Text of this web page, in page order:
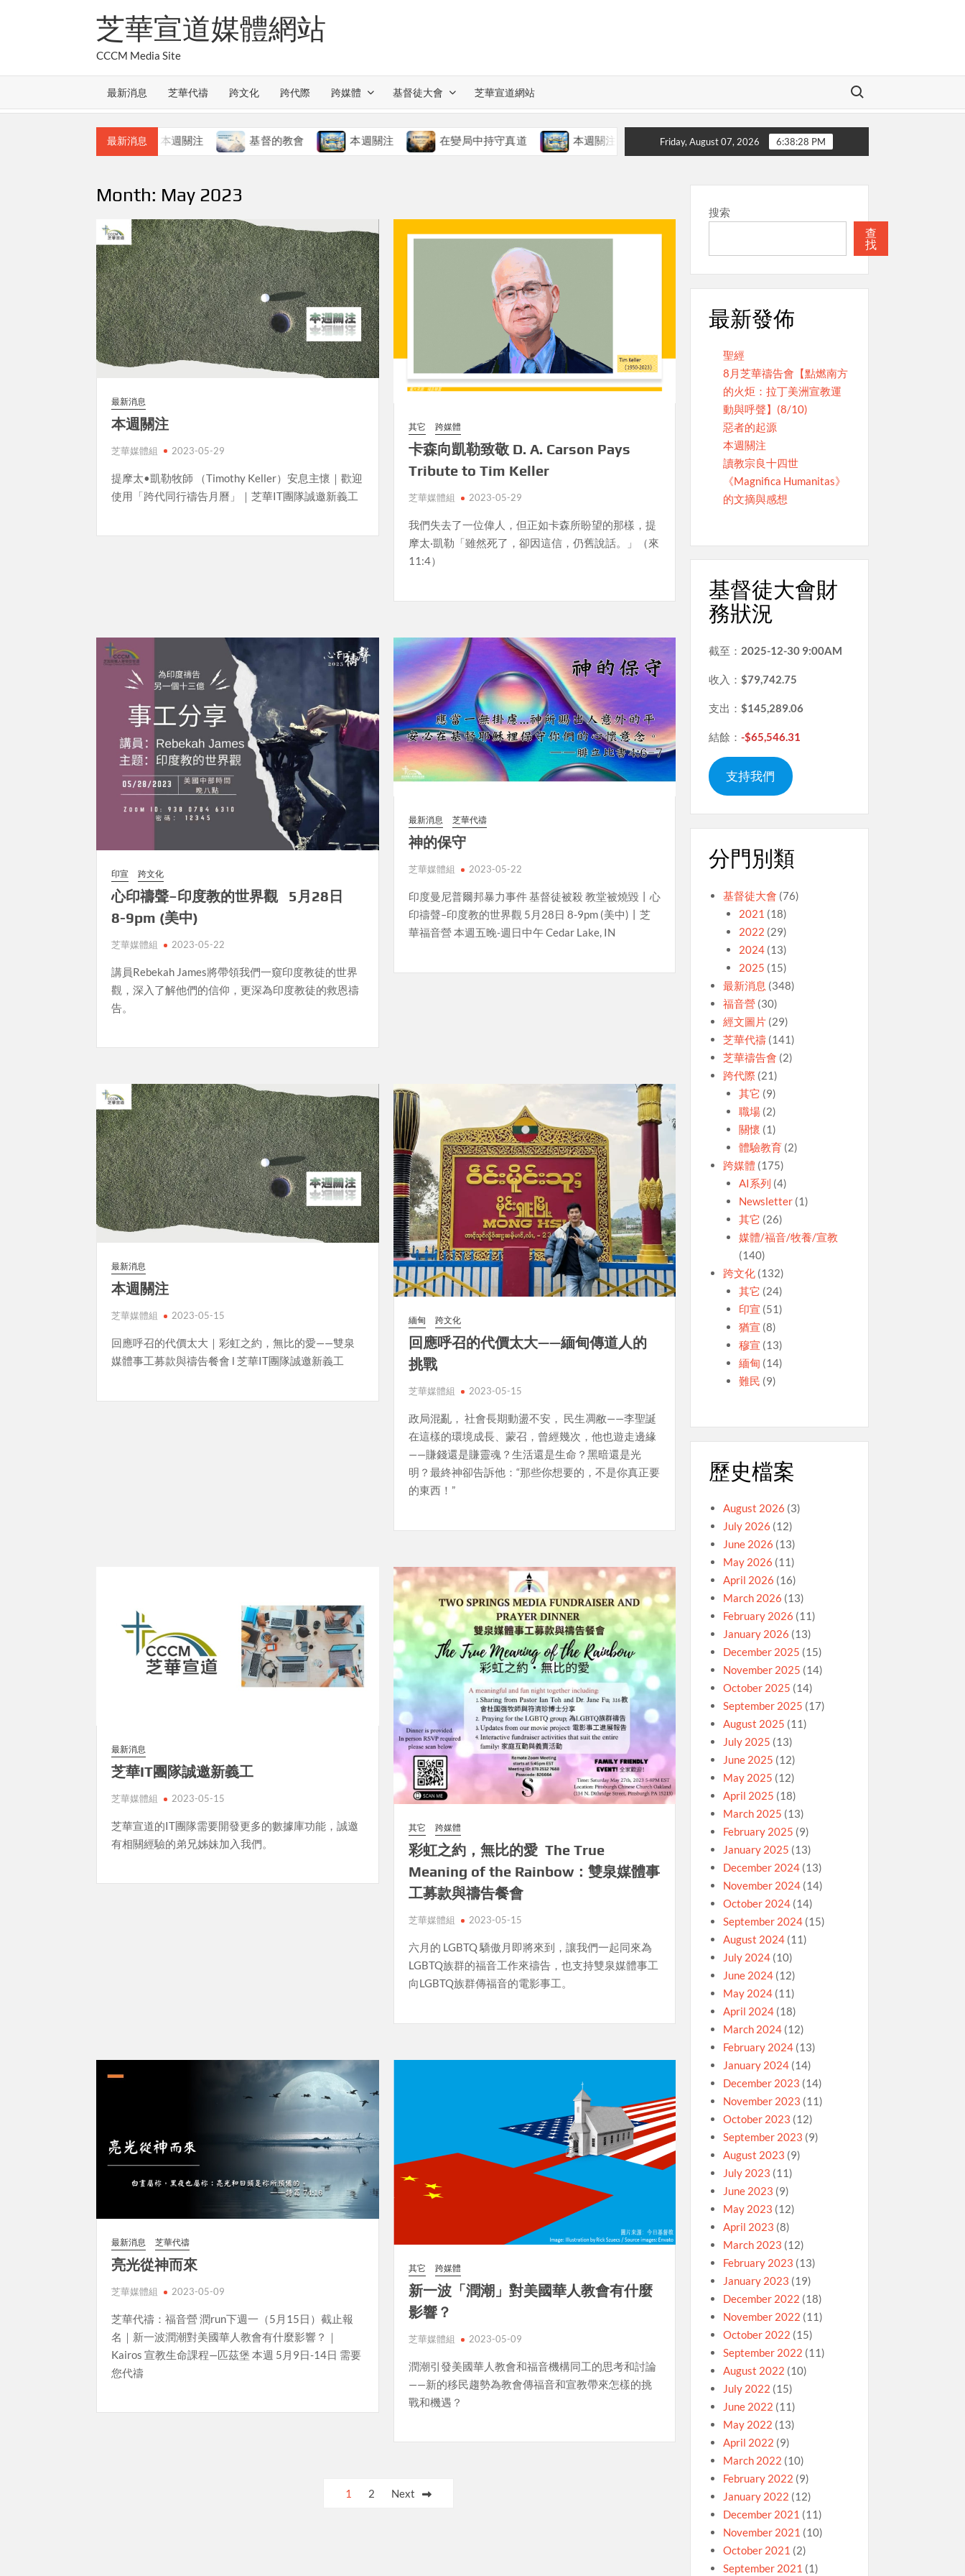
芝華宣道媒體網站
CCCM Media Site
最新消息 芝華代禱 跨文化 跨代際 跨媒體 基督徒大會 芝華宣道網站
Search for:
最新消息
本週關注 基督的教會 本週關注 在變局中持守真道 本週關注 慈愛的神 本週關注 聖經
Friday, August 07, 2026 6:38:29 PM
Month: May 2023
最新消息
本週關注
芝華媒體組 2023-05-29
提摩太•凱勒牧師 （Timothy Keller）安息主懷｜歡迎
使用「跨代同行禱告月曆」｜芝華IT團隊誠邀新義工
其它 跨媒體
卡森向凱勒致敬 D. A. Carson Pays
Tribute to Tim Keller
芝華媒體組 2023-05-29
我們失去了一位偉人，但正如卡森所盼望的那樣，提
摩太·凱勒「雖然死了，卻因這信，仍舊說話。」（來
11:4）
印宣 跨文化
心印禱聲–印度教的世界觀 5月28日
8-9pm (美中)
芝華媒體組 2023-05-22
講員Rebekah James將帶領我們一窺印度教徒的世界
觀，深入了解他們的信仰，更深為印度教徒的救恩禱
告。
最新消息 芝華代禱
神的保守
芝華媒體組 2023-05-22
印度曼尼普爾邦暴力事件 基督徒被殺 教堂被燒毀丨心
印禱聲–印度教的世界觀 5月28日 8-9pm (美中)丨芝
華福音營 本週五晚-週日中午 Cedar Lake, IN
最新消息
本週關注
芝華媒體組 2023-05-15
回應呼召的代價太大｜彩虹之約，無比的愛——雙泉
媒體事工募款與禱告餐會 l 芝華IT團隊誠邀新義工
緬甸 跨文化
回應呼召的代價太大——緬甸傳道人的
挑戰
芝華媒體組 2023-05-15
政局混亂， 社會長期動盪不安， 民生凋敝——李聖誕
在這樣的環境成長、蒙召，曾經幾次，他也遊走邊緣
——賺錢還是賺靈魂？生活還是生命？黑暗還是光
明？最終神卻告訴他：“那些你想要的，不是你真正要
的東西！”
最新消息
芝華IT團隊誠邀新義工
芝華媒體組 2023-05-15
芝華宣道的IT團隊需要開發更多的數據庫功能，誠邀
有相關經驗的弟兄姊妹加入我們。
其它 跨媒體
彩虹之約，無比的愛 The True
Meaning of the Rainbow：雙泉媒體事
工募款與禱告餐會
芝華媒體組 2023-05-15
六月的 LGBTQ 驕傲月即將來到，讓我們一起同來為
LGBTQ族群的福音工作來禱告，也支持雙泉媒體事工
向LGBTQ族群傳福音的電影事工。
最新消息 芝華代禱
亮光從神而來
芝華媒體組 2023-05-09
芝華代禱：福音營 潤run下週一（5月15日）截止報
名｜新一波潤潮對美國華人教會有什麼影響？｜
Kairos 宣教生命課程—匹茲堡 本週 5月9日-14日 需要
您代禱
其它 跨媒體
新一波「潤潮」對美國華人教會有什麼
影響？
芝華媒體組 2023-05-09
潤潮引發美國華人教會和福音機構同工的思考和討論
——新的移民趨勢為教會傳福音和宣教帶來怎樣的挑
戰和機遇？
1 2 Next
搜索
查
找
最新發佈
聖經
8月芝華禱告會【點燃南方
的火炬：拉丁美洲宣教運
動與呼聲】(8/10)
惡者的起源
本週關注
讀教宗良十四世
《Magnifica Humanitas》
的文摘與感想
基督徒大會財
務狀況
截至： 2025-12-30 9:00AM
收入： $79,742.75
支出： $145,289.06
結餘： -$65,546.31
支持我們
分門別類
基督徒大會 (76)
2021 (18)
2022 (29)
2024 (13)
2025 (15)
最新消息 (348)
福音營(30)
經文圖片(29)
芝華代禱(141)
芝華禱告會 (2)
跨代際(21)
其它 (9)
職場 (2)
關懷 (1)
體驗教育 (2)
跨媒體 (175)
AI系列 (4)
Newsletter (1)
其它 (26)
媒體/福音/牧養/宣教
(140)
跨文化 (132)
其它 (24)
印宣 (51)
猶宣 (8)
穆宣 (13)
緬甸 (14)
難民 (9)
歷史檔案
August 2026 (3)
July 2026 (12)
June 2026 (13)
May 2026 (11)
April 2026 (16)
March 2026 (13)
February 2026 (11)
January 2026 (13)
December 2025 (15)
November 2025 (14)
October 2025 (14)
September 2025 (17)
August 2025 (11)
July 2025 (13)
June 2025 (12)
May 2025 (12)
April 2025 (18)
March 2025 (13)
February 2025 (9)
January 2025 (13)
December 2024(13)
November 2024(14)
October 2024(14)
September 2024(15)
August 2024(11)
July 2024(10)
June 2024(12)
May 2024(11)
April 2024(18)
March 2024(12)
February 2024(13)
January 2024(14)
December 2023 (14)
November 2023 (11)
October 2023 (12)
September 2023 (9)
August 2023 (9)
July 2023 (11)
June 2023 (9)
May 2023 (12)
April 2023 (8)
March 2023 (12)
February 2023 (13)
January 2023 (19)
December 2022 (18)
November 2022 (11)
October 2022 (15)
September 2022 (11)
August 2022 (10)
July 2022 (15)
June 2022 (11)
May 2022 (13)
April 2022 (9)
March 2022 (10)
February 2022 (9)
January 2022 (12)
December 2021 (11)
November 2021 (10)
October 2021 (2)
September 2021 (1)